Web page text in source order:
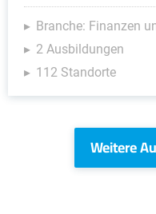
Branche: Finanzen
2 Ausbildungen
112 Standorte
Weitere